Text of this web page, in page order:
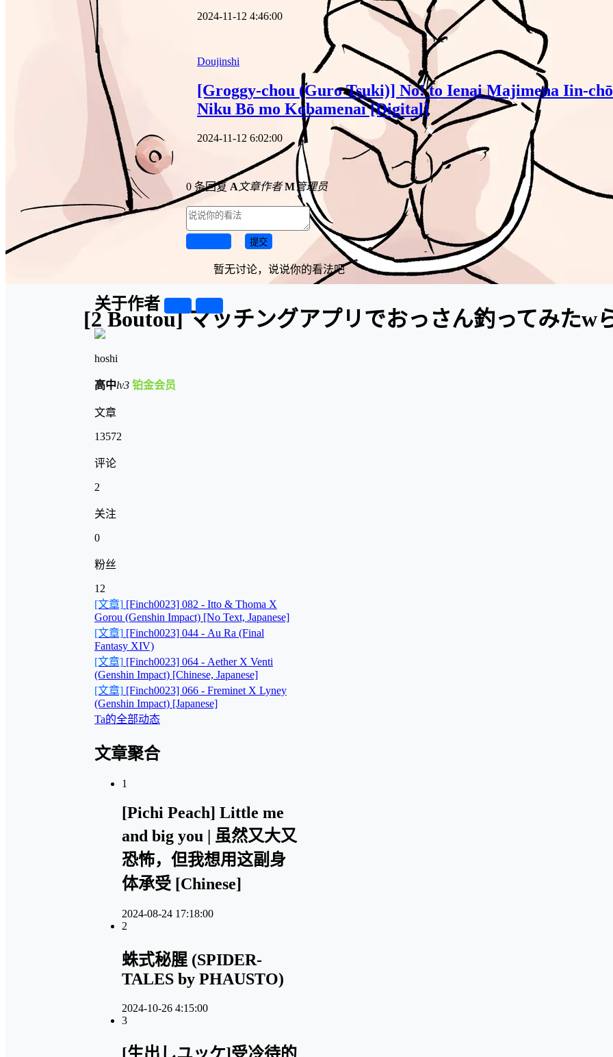
[2 Boutou] マッチングアプリでおっさん釣ってみたw
2024-11-12 4:46:00
Doujinshi
[Groggy-chou (Guro Tsuki)] No! to Ienai Majimena Iin-
Niku Bō mo Kobamenai [Digital]
2024-11-12 6:02:00
0 条回复 A 文章作者 M管理员
提交
暂无讨论，说说你的看法吧
关于作者
hoshi
高中lv3 铂金会员
文章
13572
评论
2
关注
0
粉丝
12
[文章] [Finch0023] 082 - Itto & Thoma X
Gorou (Genshin Impact) [No Text, Japanese]
[文章] [Finch0023] 044 - Au Ra (Final
Fantasy XIV)
[文章] [Finch0023] 064 - Aether X Venti
(Genshin Impact) [Chinese, Japanese]
[文章] [Finch0023] 066 - Freminet X Lyney
(Genshin Impact) [Japanese]
Ta的全部动态
文章聚合
1
[Pichi Peach] Little me
and big you | 虽然又大又
恐怖，但我想用这副身
体承受 [Chinese]
2024-08-24 17:18:00
2
蛛式秘腥 (SPIDER-
TALES by PHAUSTO)
2024-10-26 4:15:00
3